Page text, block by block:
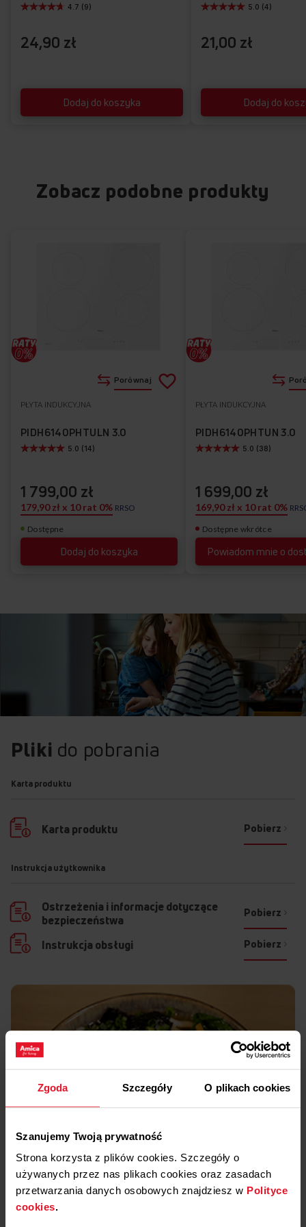
Zgoda Szczegóły O plikach cookies
Szanujemy Twoją prywatność
Strona korzysta z plików cookies. Szczegóły o
używanych przez nas plikach cookies oraz zasadach
przetwarzania danych osobowych znajdziesz w Polityce
cookies.
24,90 zł
Dodaj do koszyka
4.7 (9)
21,00 zł
Dodaj do
5.0 (4)
Zobacz podobne produkty
Dostępne
PŁYTA INDUKCYJNA
PIDH6140PHTULN 3.0
Dodaj do koszyka
5.0 (14)
1 799,00 zł
179,90 zł x 10 rat 0% RRSO
Porównaj Dodaj
ulubionych
Dostępne wkrótce
PŁYTA INDUKCYJNA
PIDH6140PHTUN 3.0
Powiadom mnie o
5.0 (38)
1 699,00 zł
169,90 zł x 10 rat 0%
Pliki do pobrania
Karta produktu
Karta produktu Pobierz
Instrukcja użytkownika
Ostrzeżenia i informacje dotyczące
bezpieczeństwa
Pobierz
Instrukcja obsługi Pobierz